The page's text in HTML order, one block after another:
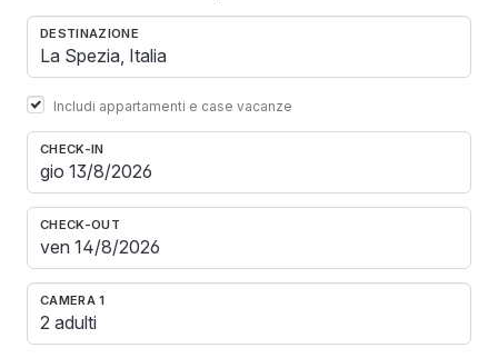
DESTINAZIONE
Includi appartamenti e case vacanze
CHECK-IN
CHECK-OUT
CAMERA 1
2 adulti